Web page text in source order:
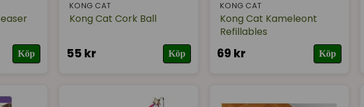
Köp
KONG CAT
Kong Cat Cork Ball
55 kr Köp
KONG CAT
Kong Cat Kameleont
Refillables
69 kr Köp